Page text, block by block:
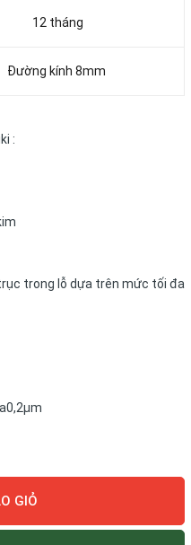
12 tháng
Đường kính 8mm
:
trong lỗ dựa trên mức tối đa
GIỎ